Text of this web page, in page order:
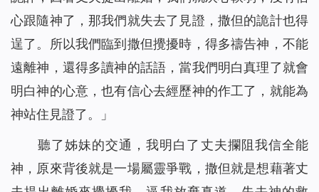
心跟隨神了，那我們就失去了見證，撒但的詭計也得
逞了。所以我們臨到撒但攪擾時，得多禱告神，不能
遠離神，還得多讀神的話語，當我們明白真理了就會
明白神的心意，也有信心去經歷神的作工了，就能為
神站住見證了。」
聽了姊妹的交通，我明白了丈夫攔阻我信全能
神，原來背後就是一場屬靈爭戰，撒但就是想藉著丈